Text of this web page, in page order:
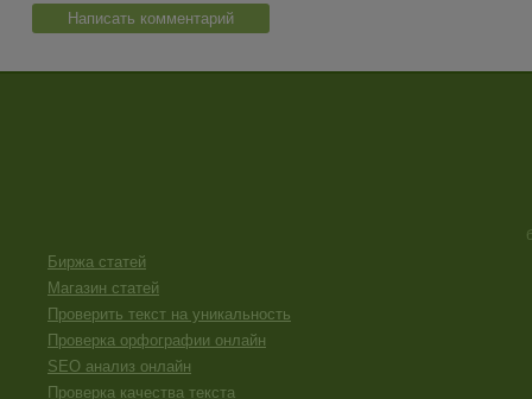
Написать комментарий
Биржа статей
Магазин статей
Проверить текст на уникальность
Проверка орфографии онлайн
SEO анализ онлайн
Проверка качества текста